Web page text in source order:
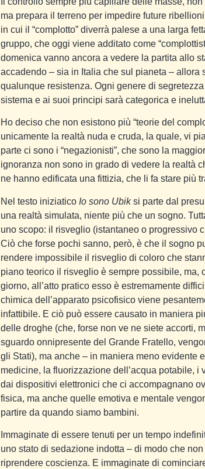
ma prepara il terreno per impedire future
in cui il “complotto” diverrà palese a una larga
gruppo, che oggi viene additato come
domenica vanno ancora a vedere la partita allo
accadendo – sia in Italia che sul pianeta – allora
qualunque resistenza. Ogni genere di
sistema e ai suoi principi sarà categorica e
Ho deciso che non esistono più “teorie del
unicamente la realtà nuda e cruda, la quale, vi
parte ci sono i “negazionisti”, che sono la
ignoranza non sono in grado di vedere la realtà
ne hanno edificata una fittizia, che li fa stare più
Nel testo iniziaticoIo sono Ubiksi parte dal
una realtà simulata, niente più che un sogno.
uno scopo: il risveglio (istantaneo o progressivo
Ciò che forse pochi sanno, però, è che il sogno
rendere impossibile il risveglio di coloro che
piano teorico il risveglio è sempre possibile, ma,
giorno, all’atto pratico esso è estremamente
chimica dell’apparato psicofisico viene
infattibile. E ciò può essere causato in maniera
delle droghe (che, forse non ve ne siete accorti,
sguardo onnipresente del Grande Fratello,
gli Stati), ma anche – in maniera meno evidente
medicine, la fluorizzazione dell’acqua potabile,
dai dispositivi elettronici che ci accompagnano
fisica, ma anche quelle emotiva e mentale
partire da quando siamo bambini.
Immaginate di essere tenuti per un tempo
uno stato di sedazione indotta – di modo che
riprendere coscienza. E immaginate di